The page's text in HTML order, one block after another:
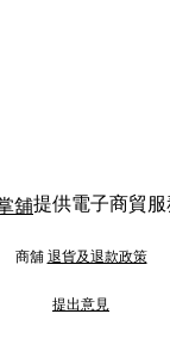
提供電子商貿服
商舖 退貨及退款政策
提出意見